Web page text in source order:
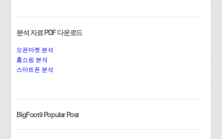
분석 자료 PDF 다운로드
오픈마켓 분석
홈쇼핑 분석
스마트폰 분석
BigFoot9 Popular Post